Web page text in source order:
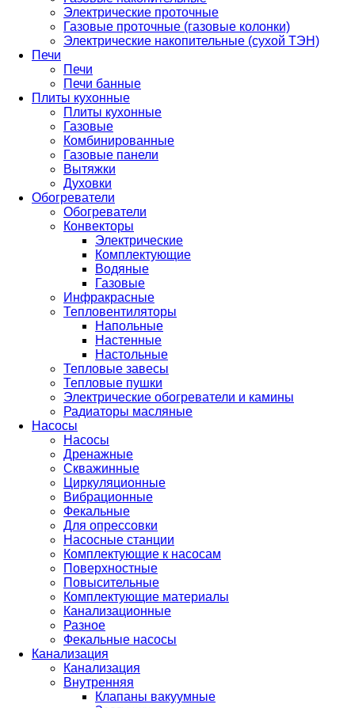
Электрические проточные
Газовые проточные (газовые колонки)
Электрические накопительные (сухой ТЭН)
Печи
Печи
Печи банные
Плиты кухонные
Плиты кухонные
Газовые
Комбинированные
Газовые панели
Вытяжки
Духовки
Обогреватели
Обогреватели
Конвекторы
Электрические
Комплектующие
Водяные
Газовые
Инфракрасные
Тепловентиляторы
Напольные
Настенные
Настольные
Тепловые завесы
Тепловые пушки
Электрические обогреватели и камины
Радиаторы масляные
Насосы
Насосы
Дренажные
Скважинные
Циркуляционные
Вибрационные
Фекальные
Для опрессовки
Насосные станции
Комплектующие к насосам
Поверхностные
Повысительные
Комплектующие материалы
Канализационные
Разное
Фекальные насосы
Канализация
Канализация
Внутренняя
Клапаны вакуумные